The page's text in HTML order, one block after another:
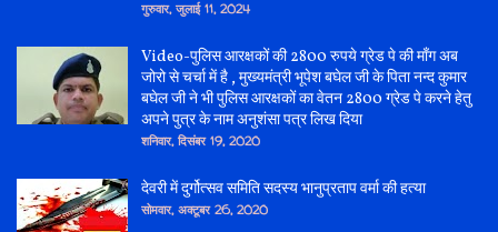
गुरुवार, जुलाई 11, 2024
Video-पुलिस आरक्षकों की 2800 रुपये ग्रेड पे की माँग अब
जोरो से चर्चा में है , मुख्यमंत्री भूपेश बघेल जी के पिता नन्द कुमार
बघेल जी ने भी पुलिस आरक्षकों का वेतन 2800 ग्रेड पे करने हेतु
अपने पुत्र के नाम अनुशंसा पत्र लिख दिया
शनिवार, दिसंबर 19, 2020
देवरी में दुर्गोत्सव समिति सदस्य भानुप्रताप वर्मा की हत्या
सोमवार, अक्टूबर 26, 2020